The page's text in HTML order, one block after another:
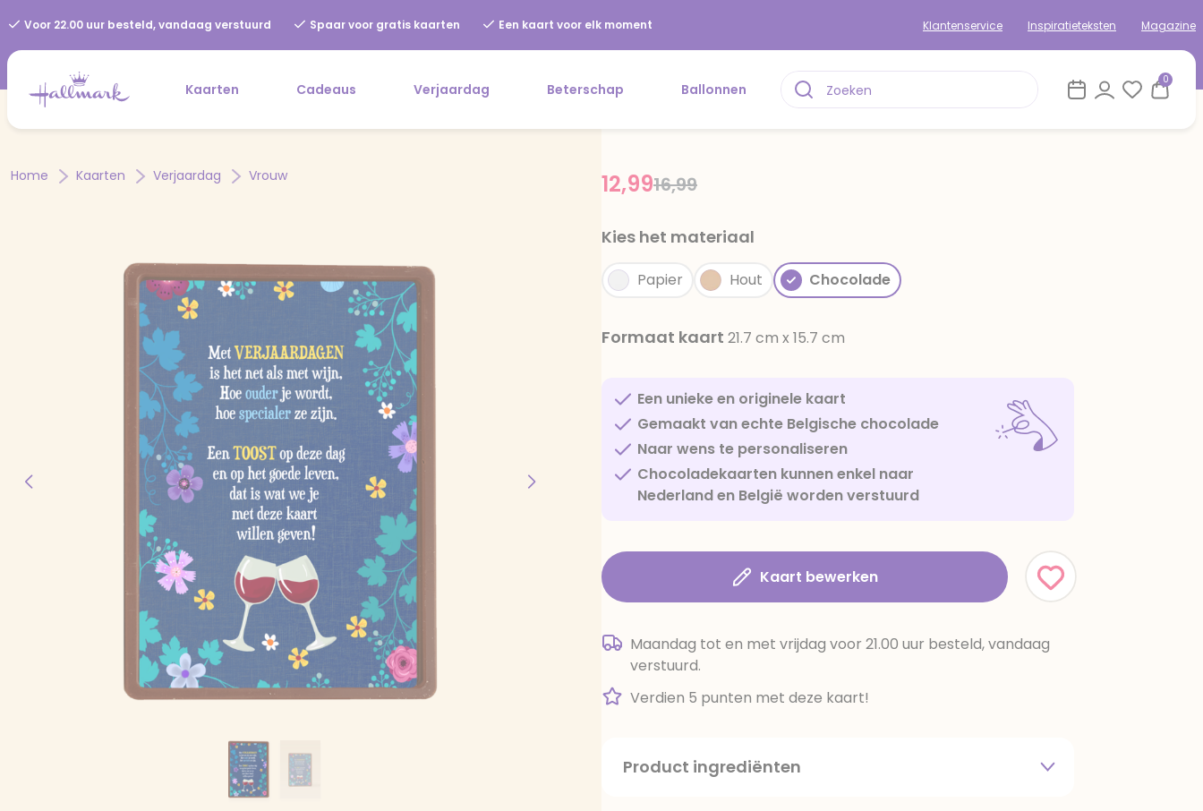
Voor 22.00 uur besteld, vandaag verstuurd Spaar voor gratis kaarten Een kaart voor elk moment Klantenservice Inspiratieteksten Magazine
Kaarten Cadeaus Verjaardag Beterschap Ballonnen
0
Home Kaarten Verjaardag Vrouw Price reduced from
16,99to
12,99
Kies het materiaal
Papier Hout Chocolade
Formaat kaart 21.7 cm x 15.7 cm
Een unieke en originele kaart
Gemaakt van echte Belgische chocolade
Naar wens te personaliseren
Chocoladekaarten kunnen enkel naar
Nederland en België worden verstuurd
Kaart bewerken
Maandag tot en met vrijdag voor 21.00 uur besteld, vandaag
verstuurd.
Verdien 5 punten met deze kaart!
Product ingrediënten